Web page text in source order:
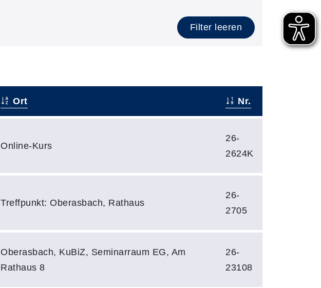
Filter leeren
Ort Nr.
Online-Kurs
26-
2624K
Treffpunkt: Oberasbach, Rathaus
26-
2705
Oberasbach, KuBiZ, Seminarraum EG, Am
Rathaus 8
26-
23108